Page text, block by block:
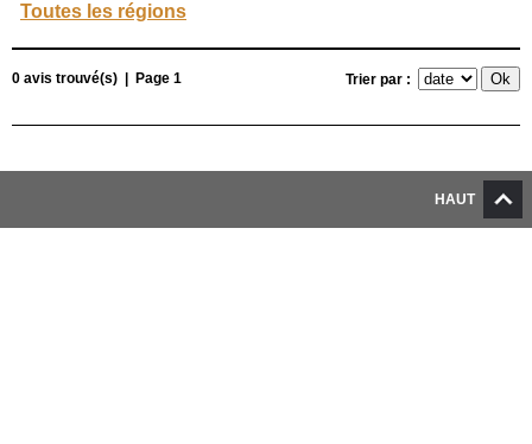
Toutes les régions
0 avis trouvé(s) | Page 1 Trier par :
HAUT